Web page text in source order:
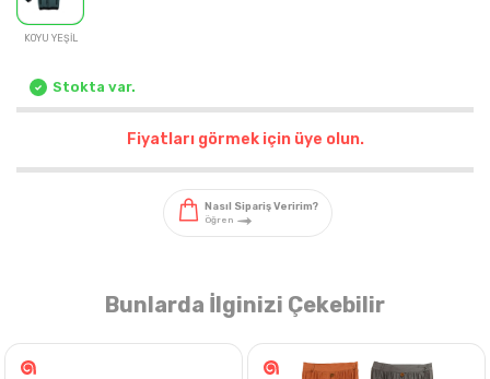
KOYU YEŞİL
Stokta var.
Fiyatları görmek için üye olun.
Bunlarda İlginizi Çekebilir